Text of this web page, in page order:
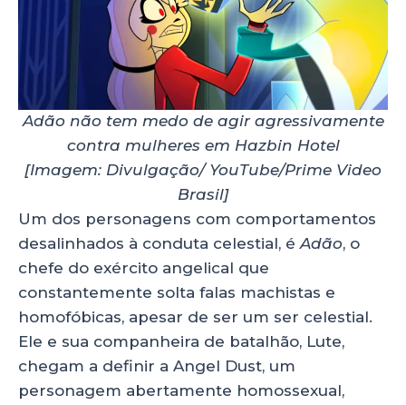
Adão não tem medo de agir agressivamente
contra mulheres em Hazbin Hotel
[Imagem: Divulgação/ YouTube/Prime Video
Brasil]
Um dos personagens com comportamentos
desalinhados à conduta celestial, éAdão, o
chefe do exército angelical que
constantemente solta falas machistas e
homofóbicas, apesar de ser um ser celestial.
Ele e sua companheira de batalhão, Lute,
chegam a definir a Angel Dust, um
personagem abertamente homossexual,